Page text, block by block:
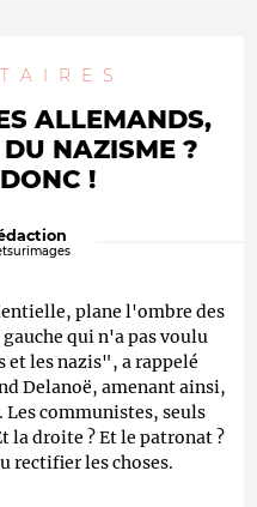
ALLEMANDS,
NAZISME ?
!
plane l'ombre des
qui n'a pas voulu
et les nazis", a rappelé
Delanoë, amenant ainsi,
communistes, seuls
la droite ? Et le patronat ?
rectifier les choses.